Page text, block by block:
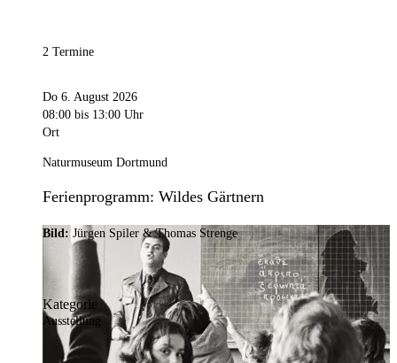
2 Termine
Do 6. August 2026
08:00 bis 13:00 Uhr
Ort
Naturmuseum Dortmund
Ferienprogramm: Wildes Gärtnern
Bild: Jürgen Spiler & Thomas Strenge
Kategorie
Ausstellung